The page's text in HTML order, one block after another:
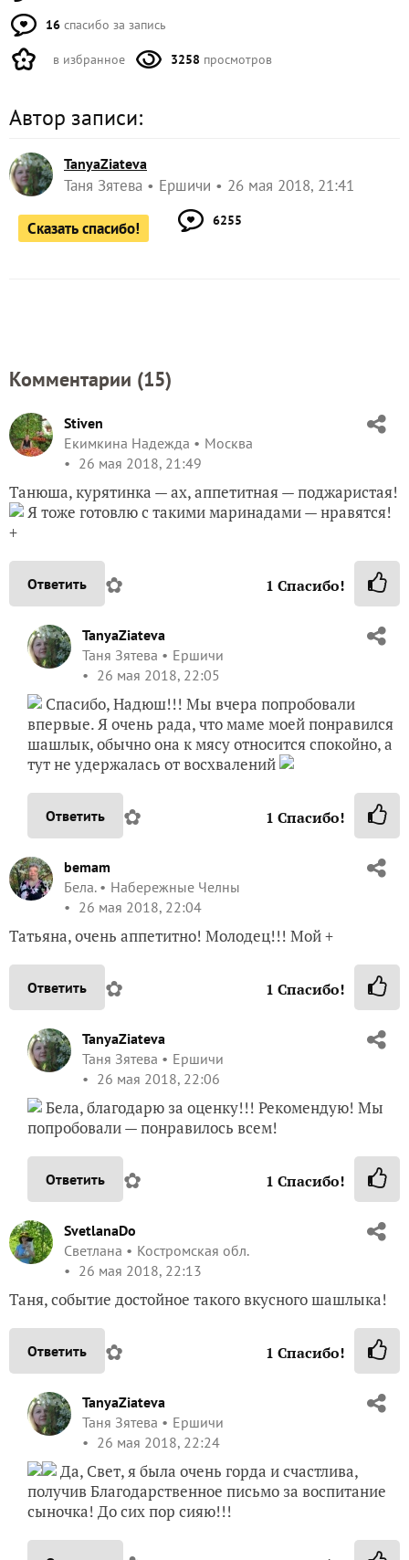
16 спасибо за запись
в избранное 3258 просмотров
Автор записи:
TanyaZiateva
Таня Зятева Ершичи 26 мая 2018, 21:41
Сказать спасибо! 6255
Комментарии (15)
Stiven
Екимкина Надежда
Москва
26 мая 2018, 21:49
Танюша, курятинка — ах, аппетитная — поджаристая!
Я тоже готовлю с такими маринадами — нравятся!
+
Ответить ✿ 1 Спасибо!
TanyaZiateva
Таня Зятева
Ершичи
26 мая 2018, 22:05
Спасибо, Надюш!!! Мы вчера попробовали
впервые. Я очень рада, что маме моей понравился
шашлык, обычно она к мясу относится спокойно, а
тут не удержалась от восхвалений
Ответить ✿ 1 Спасибо!
bemam
Бела.
Набережные Челны
26 мая 2018, 22:04
Татьяна, очень аппетитно! Молодец!!! Мой +
Ответить ✿ 1 Спасибо!
TanyaZiateva
Таня Зятева
Ершичи
26 мая 2018, 22:06
Бела, благодарю за оценку!!! Рекомендую! Мы
попробовали — понравилось всем!
Ответить ✿ 1 Спасибо!
SvetlanaDo
Светлана
Костромская обл.
26 мая 2018, 22:13
Таня, событие достойное такого вкусного шашлыка!
Ответить ✿ 1 Спасибо!
TanyaZiateva
Таня Зятева
Ершичи
26 мая 2018, 22:24
Да, Свет, я была очень горда и счастлива,
получив Благодарственное письмо за воспитание
сыночка! До сих пор сияю!!!